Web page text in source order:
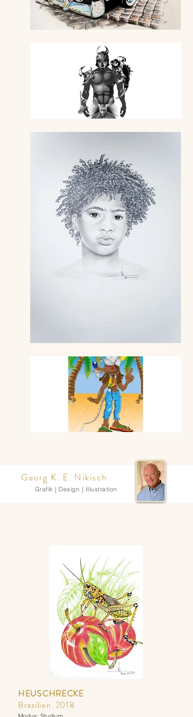
Georg K. E. Nikisch
Grafik | Design | Illustration
HEUSCHRECKE
Brasilien 2018